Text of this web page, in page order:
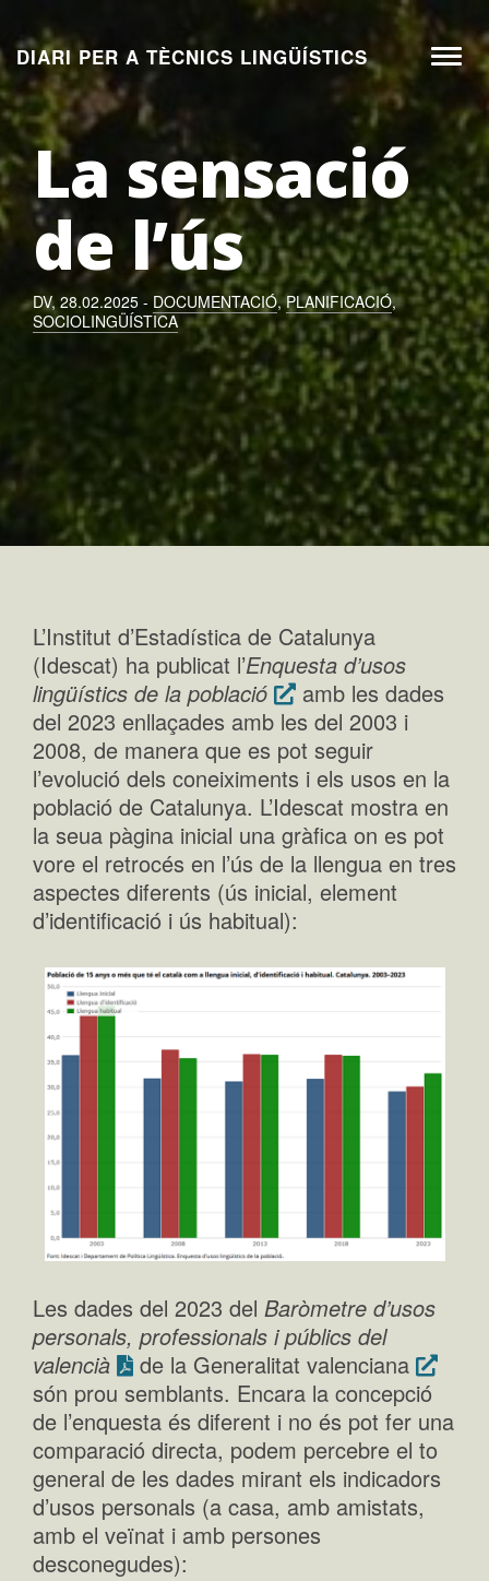
al
contingut
DIARI PER A TÈCNICS LINGÜÍSTICS
La sensació
de l’ús
DV, 28.02.2025 - DOCUMENTACIÓ,PLANIFICACIÓ,
SOCIOLINGÜÍSTICA
L’Institut d’Estadística de Catalunya
(Idescat) ha publicat l’Enquesta d’usos
lingüístics de la població
amb les dades
del 2023 enllaçades amb les del 2003 i
2008, de manera que es pot seguir
l’evolució dels coneiximents i els usos en la
població de Catalunya. L’Idescat mostra en
la seua pàgina inicial una gràfica on es pot
vore el retrocés en l’ús de la llengua en tres
aspectes diferents (ús inicial, element
d’identificació i ús habitual):
Les dades del 2023 del Baròmetre d’usos
personals, professionals i públics del
valencià
de la Generalitat valenciana
són prou semblants. Encara la concepció
de l’enquesta és diferent i no és pot fer una
comparació directa, podem percebre el to
general de les dades mirant els indicadors
d’usos personals (a casa, amb amistats,
amb el veïnat i amb persones
desconegudes):